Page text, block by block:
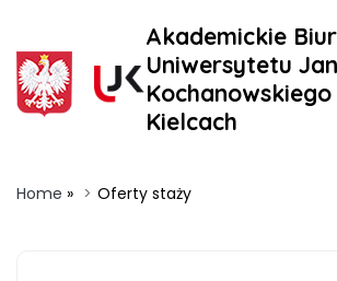
Akademickie
Uniwersytetu
Kochanowskiego
Kielcach
Home » Oferty staży